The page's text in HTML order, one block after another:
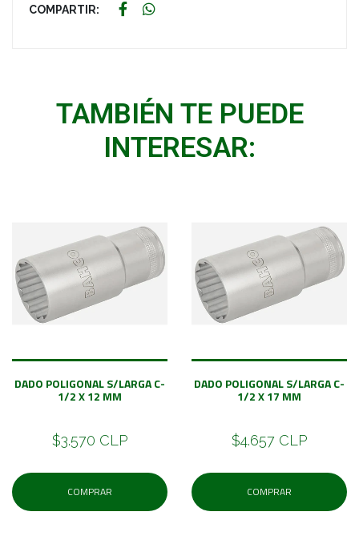
COMPARTIR:
TAMBIÉN TE PUEDE
INTERESAR:
DADO POLIGONAL S/LARGA C-
1/2 X 12 MM
$3.570 CLP
COMPRAR
DADO POLIGONAL S/LARGA C-
1/2 X 17 MM
$4.657 CLP
COMPRAR